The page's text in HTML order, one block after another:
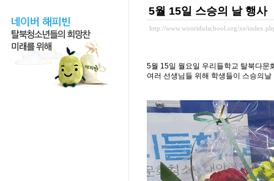
5월 15일 스승의 날 행사
http://www.wooridulschool.org/xe/
5월 15일 월요일 우리들학교 탈북다문
여러 선생님들 위해 학생들이 스승의